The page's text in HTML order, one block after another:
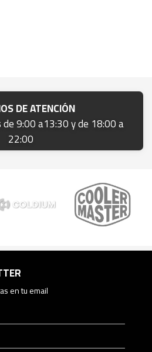
DE ATENCIÓN
de 9:00 a13:30 y de 18:00 a
22:00
en tu email